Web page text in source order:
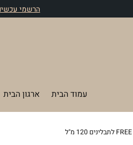
הרשמי
עמוד הבית ארגון הבית